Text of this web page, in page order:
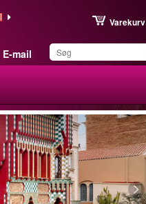
E-mail
Varekurv
Du har gemt dette
produkt på din liste